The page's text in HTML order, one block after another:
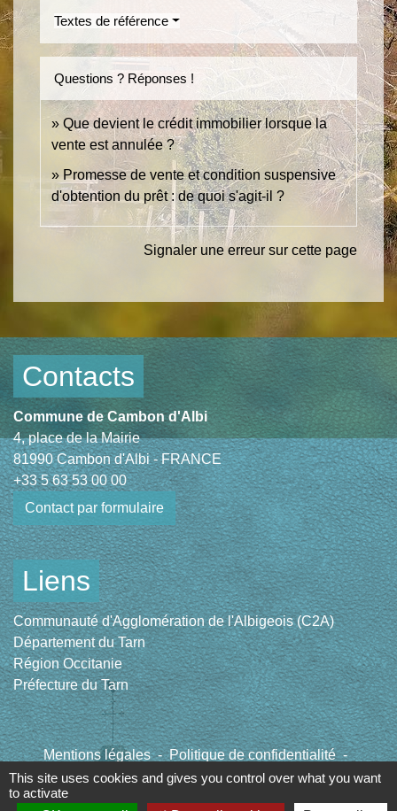
Textes de référence
Questions ? Réponses !
Que devient le crédit immobilier lorsque la
vente est annulée ?
Promesse de vente et condition suspensive
d'obtention du prêt : de quoi s'agit-il ?
Signaler une erreur sur cette page
Contacts
Commune de Cambon d'Albi
4, place de la Mairie
81990 Cambon d'Albi - FRANCE
+33 5 63 53 00 00
Contact par formulaire
Liens
Communauté d'Agglomération de l'Albigeois (C2A)
Département du Tarn
Région Occitanie
Préfecture du Tarn
Mentions légales - Politique de confidentialité -
Accessibilité - Plan du site - Gestion des cookies
This site uses cookies and gives you control over what you want
to activate